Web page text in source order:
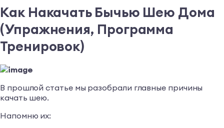
Как Накачать Бычью Шею Дома
(Упражнения, Программа
Тренировок)
В прошлой статье мы разобрали главные причины
качать шею.
Напомню их: